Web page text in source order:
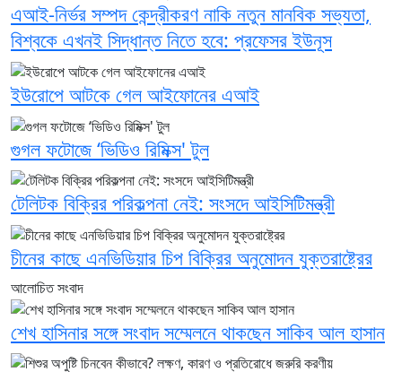
এআই-নির্ভর সম্পদ কেন্দ্রীকরণ নাকি নতুন মানবিক সভ্যতা,
বিশ্বকে এখনই সিদ্ধান্ত নিতে হবে: প্রফেসর ইউনূস
ইউরোপে আটকে গেল আইফোনের এআই
গুগল ফটোজে ‘ভিডিও রিমিক্স' টুল
টেলিটক বিক্রির পরিকল্পনা নেই: সংসদে আইসিটিমন্ত্রী
চীনের কাছে এনভিডিয়ার চিপ বিক্রির অনুমোদন যুক্তরাষ্ট্রের
আলোচিত সংবাদ
শেখ হাসিনার সঙ্গে সংবাদ সম্মেলনে থাকছেন সাকিব আল হাসান